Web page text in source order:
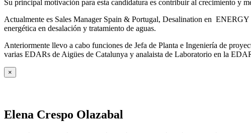
Su principal motivación para esta candidatura es contribuir al crecimiento y
Actualmente es Sales Manager Spain & Portugal, Desalination en
energética en desalación y tratamiento de aguas.
Anteriormente llevo a cabo funciones de Jefa de Planta e Ingeniería de
varias EDARs de Aigües de Catalunya y analaista de Laboratorio en la
×
Elena Crespo Olazabal